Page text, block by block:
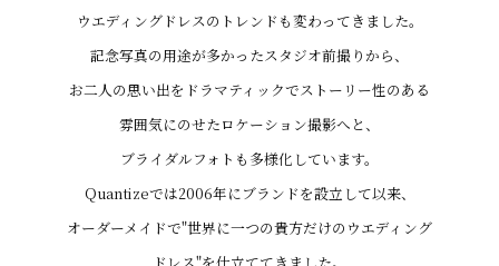
ウエディングドレスのトレンドも変わってきました。
記念写真の用途が多かったスタジオ前撮りから、
お二人の思い出をドラマティックでストーリー性のある
雰囲気にのせたロケーション撮影へと、
ブライダルフォトも多様化しています。
Quantizeでは2006年にブランドを設立して以来、
オーダーメイドで"世界に一つの貴方だけのウエディング
ドレス"を仕立ててきました。